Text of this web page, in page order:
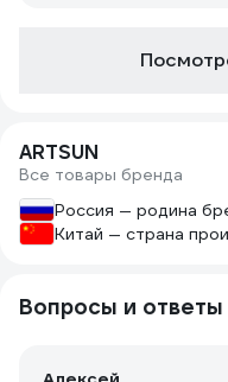
ARTSUN
Все товары бренда
Россия — родина
Китай — страна
Вопросы и ответы